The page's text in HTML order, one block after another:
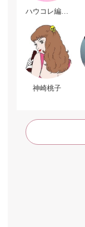
ハウコレ編集
神崎桃子